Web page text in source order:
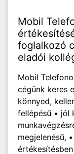
Mobil
foglalkozó
eladói
Mobil
cégünk keres
könnyed,
fellépésű • jól
megjelenésű,